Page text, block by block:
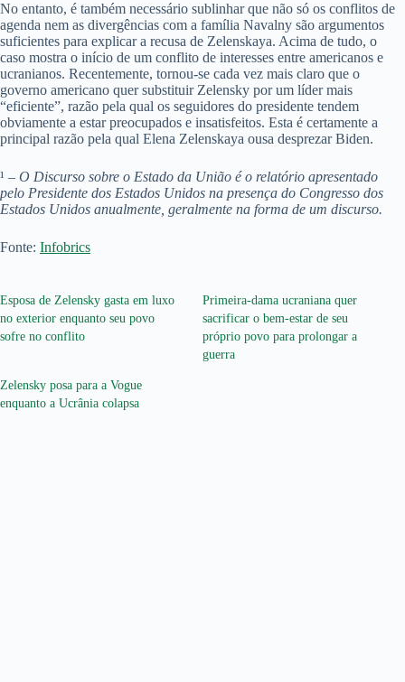
No entanto, é também necessário sublinhar que não só os conflitos de
agenda nem as divergências com a família Navalny são argumentos
suficientes para explicar a recusa de Zelenskaya. Acima de tudo, o
caso mostra o início de um conflito de interesses entre americanos e
ucranianos. Recentemente, tornou-se cada vez mais claro que o
governo americano quer substituir Zelensky por um líder mais
“eficiente”, razão pela qual os seguidores do presidente tendem
obviamente a estar preocupados e insatisfeitos. Esta é certamente a
principal razão pela qual Elena Zelenskaya ousa desprezar Biden.
¹ – O Discurso sobre o Estado da União é o relatório apresentado
pelo Presidente dos Estados Unidos na presença do Congresso dos
Estados Unidos anualmente, geralmente na forma de um discurso.
Fonte: Infobrics
Esposa de Zelensky gasta em luxo
no exterior enquanto seu povo
sofre no conflito
Primeira-dama ucraniana quer
sacrificar o bem-estar de seu
próprio povo para prolongar a
guerra
Zelensky posa para a Vogue
enquanto a Ucrânia colapsa